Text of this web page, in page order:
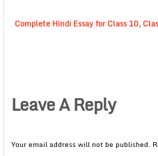
Complete Hindi Essay for Class 10,
Leave A Reply
Your email address will not be published.